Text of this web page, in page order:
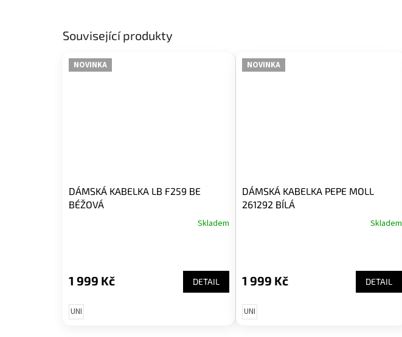
Související produkty
NOVINKA
DÁMSKÁ KABELKA LB F259 BE
BÉŽOVÁ
Skladem
1 999 Kč DETAIL
UNI
NOVINKA
DÁMSKÁ KABELKA PEPE MOLL
261292 BÍLÁ
Skladem
1 999 Kč DETAIL
UNI